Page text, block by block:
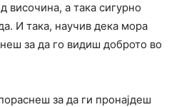
височина, а така сигурно
И така, научив дека мора
за да го видиш доброто во
за да ги пронајдеш